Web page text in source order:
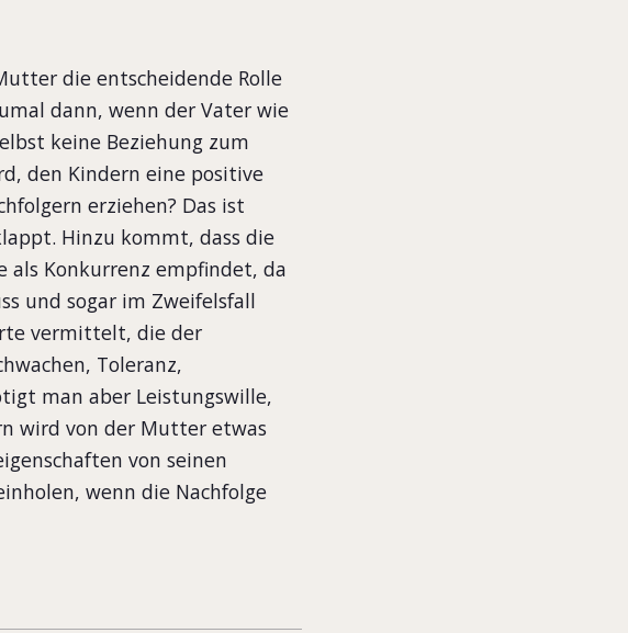
die entscheidende Rolle
dann, wenn der Vater wie
keine Beziehung zum
den Kindern eine positive
erziehen? Das ist
Hinzu kommt, dass die
als Konkurrenz empfindet, da
und sogar im Zweifelsfall
vermittelt, die der
Toleranz,
man aber Leistungswille,
wird von der Mutter etwas
von seinen
wenn die Nachfolge